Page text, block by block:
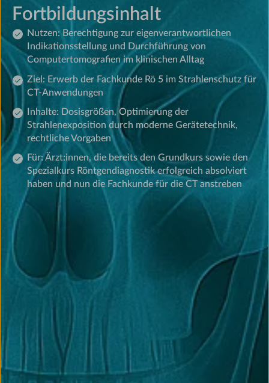
Fortbildungsinhalt
Nutzen: Berechtigung zur eigenverantwortlichen
Indikationsstellung und Durchführung von
Computertomografien im klinischen Alltag
Ziel: Erwerb der Fachkunde Rö 5 im Strahlenschutz für
CT-Anwendungen
Inhalte: Dosisgrößen, Optimierung der
Strahlenexposition durch moderne Gerätetechnik,
rechtliche Vorgaben
Für: Ärzt:innen, die bereits den Grundkurs sowie den
Spezialkurs Röntgendiagnostik erfolgreich absolviert
haben und nun die Fachkunde für die CT anstreben